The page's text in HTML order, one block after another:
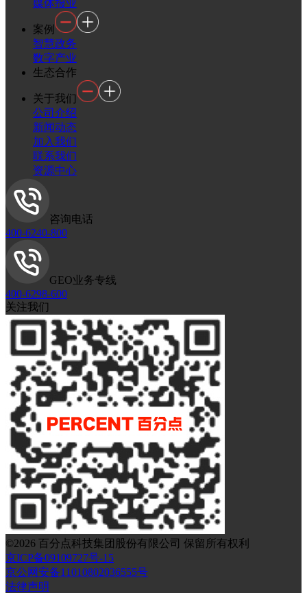
媒体报业
案例
智慧政务
数字产业
生态合作
关于我们
公司介绍
新闻动态
加入我们
联系我们
资源中心
咨询电话
400-6240-800
GEO业务专线
400-6298-600
关注我们
©2026 百分点科技集团股份有限公司 保留所有权利
京ICP备09109727号-15
京公网安备11010802036555号
法律声明